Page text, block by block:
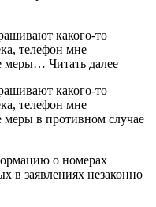
какого-то
телефон мне
меры… Читать далее
какого-то
телефон мне
меры в противном случае
о номерах
в заявлениях незаконно